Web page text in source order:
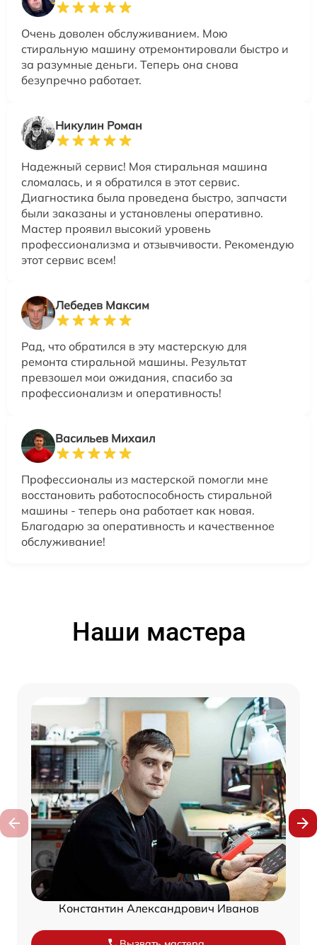
Очень доволен обслуживанием. Мою
стиральную машину отремонтировали быстро и
за разумные деньги. Теперь она снова
безупречно работает.
Никулин Роман
Надежный сервис! Моя стиральная машина
сломалась, и я обратился в этот сервис.
Диагностика была проведена быстро, запчасти
были заказаны и установлены оперативно.
Мастер проявил высокий уровень
профессионализма и отзывчивости. Рекомендую
этот сервис всем!
Лебедев Максим
Рад, что обратился в эту мастерскую для
ремонта стиральной машины. Результат
превзошел мои ожидания, спасибо за
профессионализм и оперативность!
Васильев Михаил
Профессионалы из мастерской помогли мне
восстановить работоспособность стиральной
машины - теперь она работает как новая.
Благодарю за оперативность и качественное
обслуживание!
Наши мастера
Константин Александрович Иванов